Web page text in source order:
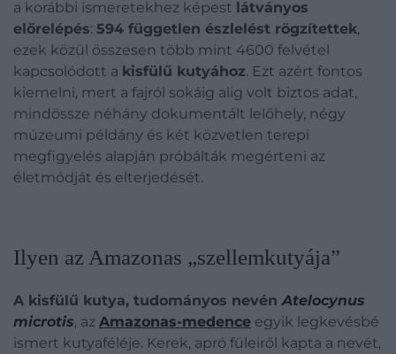
a korábbi ismeretekhez képest látványos
előrelépés: 594 független észlelést rögzítettek,
ezek közül összesen több mint 4600 felvétel
kapcsolódott a kisfülű kutyához. Ezt azért fontos
kiemelni, mert a fajról sokáig alig volt biztos adat,
mindössze néhány dokumentált lelőhely, négy
múzeumi példány és két közvetlen terepi
megfigyelés alapján próbálták megérteni az
életmódját és elterjedését.
Ilyen az Amazonas „szellemkutyája”
A kisfülű kutya, tudományos nevén Atelocynus
microtis, az Amazonas-medence egyik legkevésbé
ismert kutyaféléje. Kerek, apró füleiről kapta a nevét,